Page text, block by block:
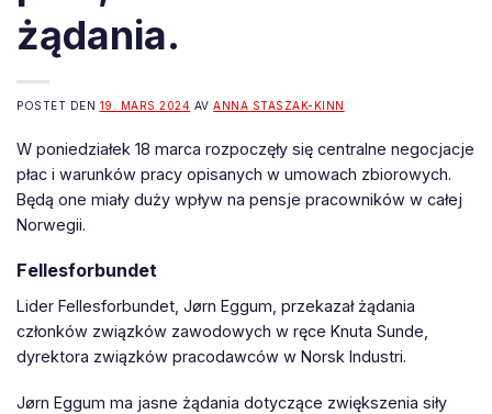
żądania.
POSTET DEN 19. MARS 2024 AVANNA STASZAK-KINN
W poniedziałek 18 marca rozpoczęły się centralne negocjacje
płac i warunków pracy opisanych w umowach zbiorowych.
Będą one miały duży wpływ na pensje pracowników w całej
Norwegii.
Fellesforbundet
Lider Fellesforbundet, Jørn Eggum, przekazał żądania
członków związków zawodowych w ręce Knuta Sunde,
dyrektora związków pracodawców w Norsk Industri.
Jørn Eggum ma jasne żądania dotyczące zwiększenia siły